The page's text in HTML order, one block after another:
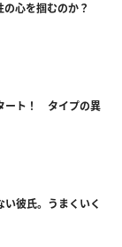
の心を掴むのか？
ート！ タイプの異
い彼氏。うまくいく